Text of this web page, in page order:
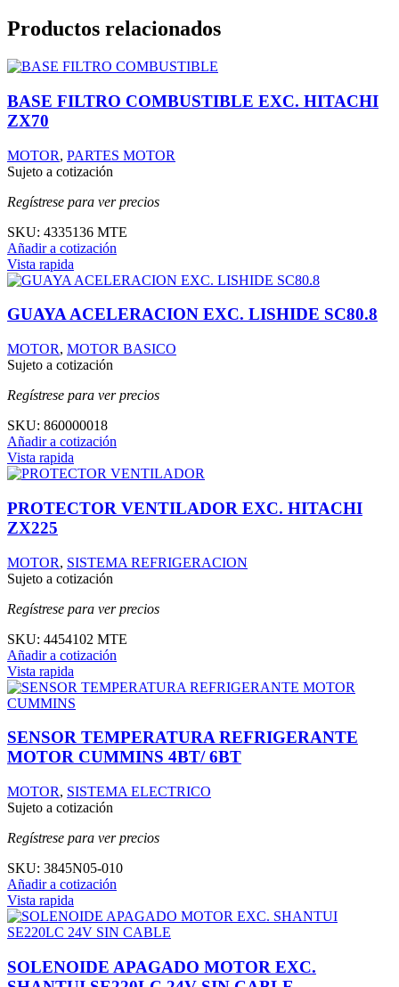
Productos relacionados
BASE FILTRO COMBUSTIBLE EXC. HITACHI
ZX70
MOTOR, PARTES MOTOR
Sujeto a cotización
Regístrese para ver precios
SKU: 4335136 MTE
Añadir a cotización
Vista rapida
GUAYA ACELERACION EXC. LISHIDE SC80.8
MOTOR, MOTOR BASICO
Sujeto a cotización
Regístrese para ver precios
SKU: 860000018
Añadir a cotización
Vista rapida
PROTECTOR VENTILADOR EXC. HITACHI
ZX225
MOTOR, SISTEMA REFRIGERACION
Sujeto a cotización
Regístrese para ver precios
SKU: 4454102 MTE
Añadir a cotización
Vista rapida
SENSOR TEMPERATURA REFRIGERANTE
MOTOR CUMMINS 4BT/ 6BT
MOTOR, SISTEMA ELECTRICO
Sujeto a cotización
Regístrese para ver precios
SKU: 3845N05-010
Añadir a cotización
Vista rapida
SOLENOIDE APAGADO MOTOR EXC.